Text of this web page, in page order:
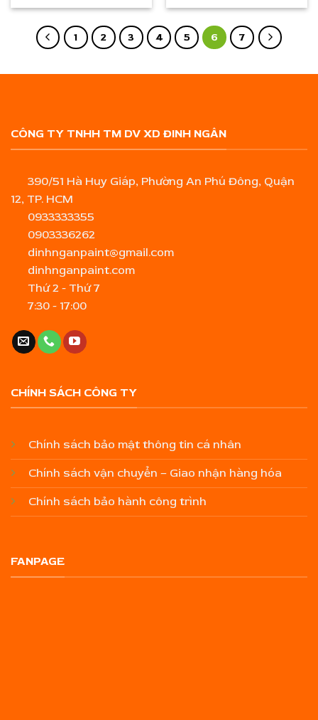
1 2 3 4 5 6 7
CÔNG TY TNHH TM DV XD ĐINH NGÂN
390/51 Hà Huy Giáp, Phường An Phú Đông, Quận
12, TP. HCM
0933333355
0903336262
dinhnganpaint@gmail.com
dinhnganpaint.com
Thứ 2 - Thứ 7
7:30 - 17:00
CHÍNH SÁCH CÔNG TY
Chính sách bảo mật thông tin cá nhân
Chính sách vận chuyển – Giao nhận hàng hóa
Chính sách bảo hành công trình
FANPAGE